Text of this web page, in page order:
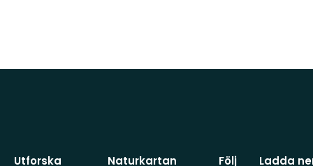
Utforska
Naturkartan
Följ
Ladda